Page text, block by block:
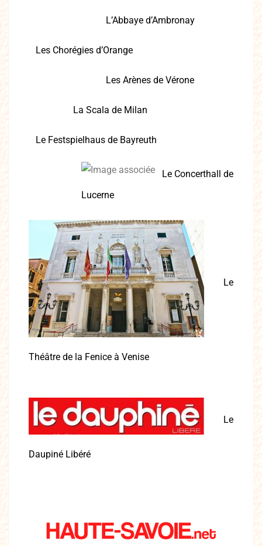
L’Abbaye d’Ambronay
Les Chorégies d’Orange
Les Arènes de Vérone
La Scala de Milan
Le Festspielhaus de Bayreuth
Le Concerthall de
Lucerne
Le
Théâtre de la Fenice à Venise
Le
Daupiné Libéré